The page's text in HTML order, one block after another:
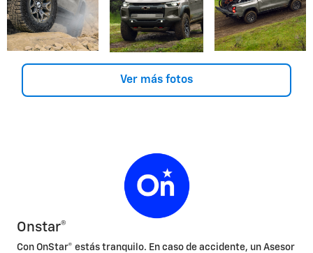
Ver más fotos
Onstar®
Con OnStar® estás tranquilo. En caso de accidente, un Asesor